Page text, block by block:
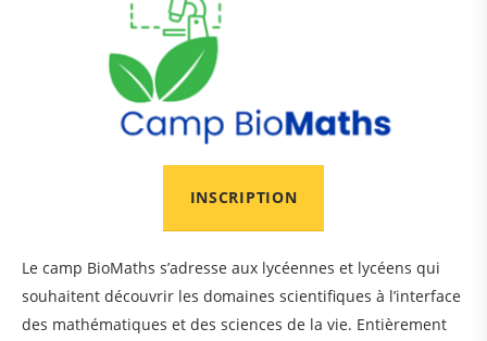
INSCRIPTION
Le camp BioMaths s’adresse aux lycéennes et lycéens qui
souhaitent découvrir les domaines scientifiques à l’interface
des mathématiques et des sciences de la vie. Entièrement